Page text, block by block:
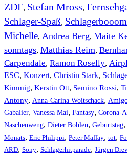
ZDF, Stefan Mross,
Schlager-Spaß, Schlagerbooom
Michelle, Andrea Berg, Maite
sonntags, Matthias Reim,
Carpendale, Ramon Roselly,
ESC, Konzert, Christin Stark,
Kimmig, Kerstin Ott, Semino Rossi,
Antony, Anna-Carina Woitschack,
Gabalier, Vanessa Mai, Fantasy, Corona-
Naschenweng, Dieter Bohlen, Geburtstag,
Monats, Eric Philippi, Peter Maffay, tot,
ARD, Sony, Schlagerhitparade, Jürgen